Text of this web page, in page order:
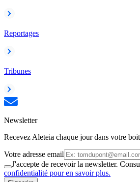
Reportages
Tribunes
Newsletter
Recevez Aleteia chaque jour dans votre
Votre adresse email
J'accepte de recevoir la newsletter.
confidentialité pour en savoir plus.